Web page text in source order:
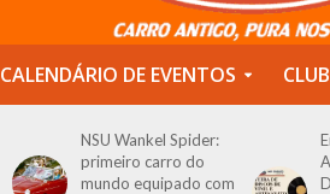
CALENDÁRIO DE EVENTOS
NSU Wankel Spider:
primeiro carro do
mundo equipado com